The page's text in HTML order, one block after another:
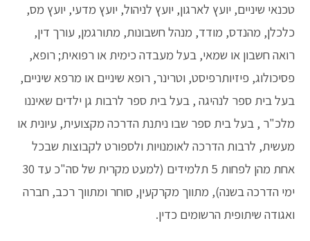
טכנאי שיניים, יועץ לארגון, יועץ לניהול, יועץ מדעי, יועץ מס,
כלכלן, מהנדס, מודד, מנהל חשבונות, מתורגמן, עורך דין,
רואה חשבון או שמאי, בעל מעבדה כימית או רפואית; רופא,
פסיכולוג, פיזיותרפיסט, וטרינר, רופא שיניים או מרפא שיניים,
בעל בית ספר לנהיגה , בעל בית ספר לרבות גן ילדים שאיננו
מלכ"ר , בעל בית ספר שבו ניתנת הדרכה מקצועית, עיונית או
מעשית, לרבות הדרכה לאומנויות ולספורט לקבוצות שבכל
אחת מהן לפחות 5 תלמידים (למעט מקרית של סה"כ עד 30
ימי הדרכה בשנה), מתווך מקרקעין, סוחר ומתווך רכב, חברה
ואגודה שיתופית הרשומים כדין.